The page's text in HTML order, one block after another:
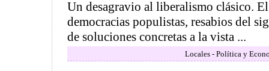
Un desagravio al liberalismo clásico.
democracias populistas, resabios del
de soluciones concretas a la vista ...
Locales - Política y